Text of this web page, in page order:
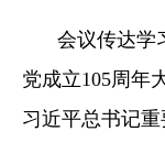
会议传达学
党成立105周年
习近平总书记